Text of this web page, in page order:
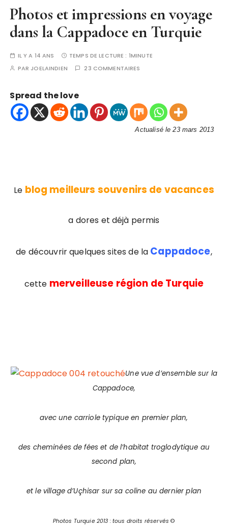
Photos et impressions en voyage
dans la Cappadoce en Turquie
IL Y A 14 ANS TEMPS DE LECTURE : 1MINUTE
PAR JOELAINDIEN 23 COMMENTAIRES
Spread the love
Actualisé le 23 mars 2013
Le blog meilleurs souvenirs de vacances
a dores et déjà permis
de découvrir quelques sites de la Cappadoce,
cette merveilleuse région de Turquie
Une vue d’ensemble sur la
Cappadoce,
avec une carriole typique en premier plan,
des cheminées de fées et de l’habitat troglodytique au
second plan,
et le village d’Uçhisar sur sa coline au dernier plan
Photos Turquie 2013 : tous droits réservés ©